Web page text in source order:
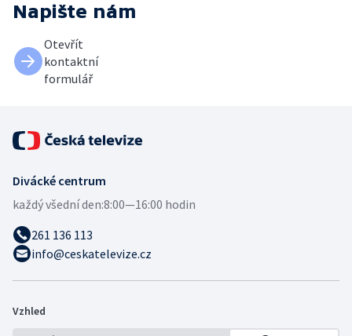
Napište nám
Otevřít
kontaktní
formulář
Divácké centrum
každý všední den:8:00—16:00 hodin
261 136 113
info@ceskatelevize.cz
Vzhled